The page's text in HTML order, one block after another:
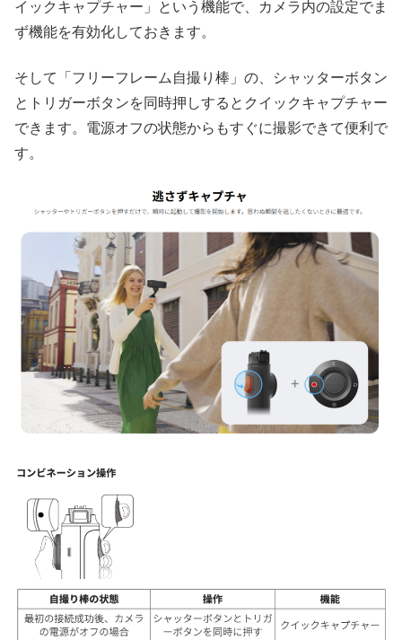
イックキャプチャー」という機能で、カメラ内の設定でま
ず機能を有効化しておきます。
そして「フリーフレーム自撮り棒」の、シャッターボタン
とトリガーボタンを同時押しするとクイックキャプチャー
できます。電源オフの状態からもすぐに撮影できて便利で
す。